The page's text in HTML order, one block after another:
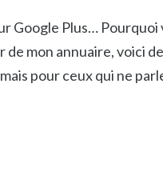
Google Plus…
mon annuaire, voici
pour ceux qui ne